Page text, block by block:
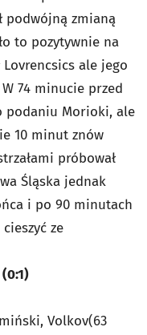
podwójną zmianą
to pozytywnie na
ale jego
74 minucie przed
podaniu Morioki, ale
10 minut znów
próbował
Śląska jednak
i po 90 minutach
cieszyć ze
Volkov(63